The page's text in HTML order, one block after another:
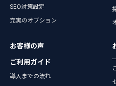
SEO対策設定
充実のオプション
お客様の声
ご利用ガイド
導入までの流れ